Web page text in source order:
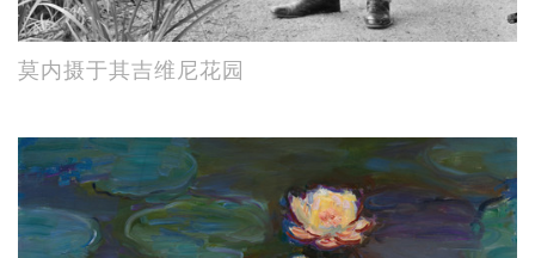
莫内摄于其吉维尼花园